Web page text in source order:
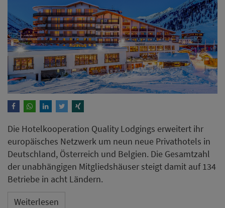
Die Hotelkooperation Quality Lodgings erweitert ihr
europäisches Netzwerk um neun neue Privathotels in
Deutschland, Österreich und Belgien. Die Gesamtzahl
der unabhängigen Mitgliedshäuser steigt damit auf 134
Betriebe in acht Ländern.
Weiterlesen